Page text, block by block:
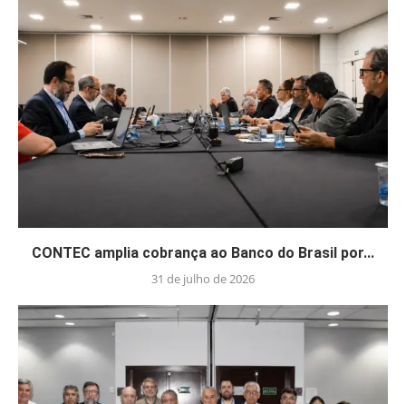
CONTEC amplia cobrança ao Banco do Brasil por...
31 de julho de 2026